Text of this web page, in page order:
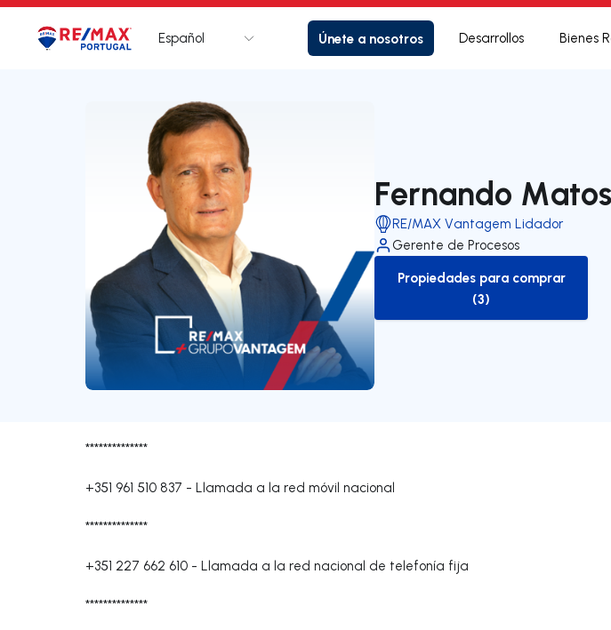
LogotipoIr a la página de inicio
Español Únete a nosotros Desarrollos Bienes
Fernando Matos
RE/MAX Vantagem Lidador
Gerente de Procesos
to-buy-listing
Propiedades para comprar
(3)
**************
+351 961 510 837 - Llamada a la red móvil nacional
**************
+351 227 662 610 - Llamada a la red nacional de telefonía fija
**************